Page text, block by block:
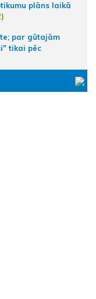
plāns laikā
par gūtajām
tikai pēc